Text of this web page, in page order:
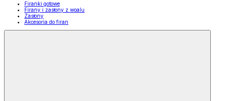
Firanki gotowe
Firany i zasłony z woalu
Zasłony
Akcesoria do firan